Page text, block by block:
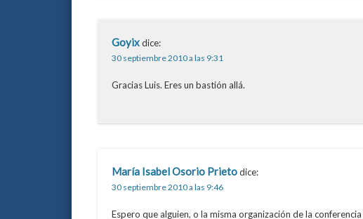
Goyixdice:
30 septiembre 2010 a las 9:31
Gracias Luis. Eres un bastión allá.
María Isabel Osorio Prietodice:
30 septiembre 2010 a las 9:46
Espero que alguien, o la misma organización de la